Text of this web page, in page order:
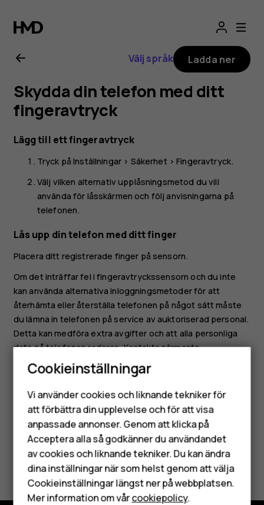
för
Nokia
C22
Smartphones
Mobiltelefoner
Tillbehör
HMD Terra M
Surfplattor
Välj språk Ladda ner
Skydda din telefon med ditt
fingeravtryck
Lägg till ett fingeravtryck
Tryck påInställningar > Säkerhet >Fingeravtryck.
Välj vilken alternativ upplåsningsmetod du vill
använda för låsskärmen och följ anvisningarna på
telefonen.
Lås upp din telefon med ditt finger
Placera ditt registrerade finger på sensorn.
Om det inträffar fel i fingeravtryckssensorn och du inte
kan använda alternativa inloggningsmetoder för att
återhämta eller återställa telefonen på något sätt måste
du lämna in telefonen på service av auktoriserad personal.
Detta kan medföra extra avgifter och att alla personliga
data på telefonen raderas. Kontakta närmaste
serviceställe för telefonen eller telefonåterförsäljaren för
mer information.
Var detta till hjälp?
Ja Nej
Cookieinställningar
Vi använder cookies och liknande tekniker för
att förbättra din upplevelse och för att visa
anpassade annonser. Genom att klicka på
Acceptera alla så godkänner du användandet
av cookies och liknande tekniker. Du kan ändra
dina inställningar när som helst genom att välja
Cookieinställningar längst ner på webbplatsen.
Mer information om vårcookiepolicy.